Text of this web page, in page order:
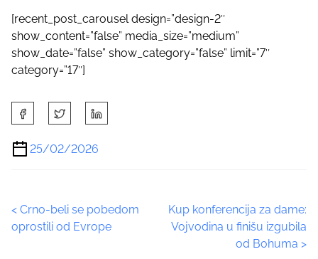
[recent_post_carousel design=”design-2″
show_content=”false” media_size=”medium”
show_date=”false” show_category=”false” limit=”7″
category=”17″]
h
a
r
h
i
25/02/2026
P
< Crno-beli se pobedom
oprostili od Evrope
Kup konferencija za dame:
Vojvodina u finišu izgubila
od Bohuma >